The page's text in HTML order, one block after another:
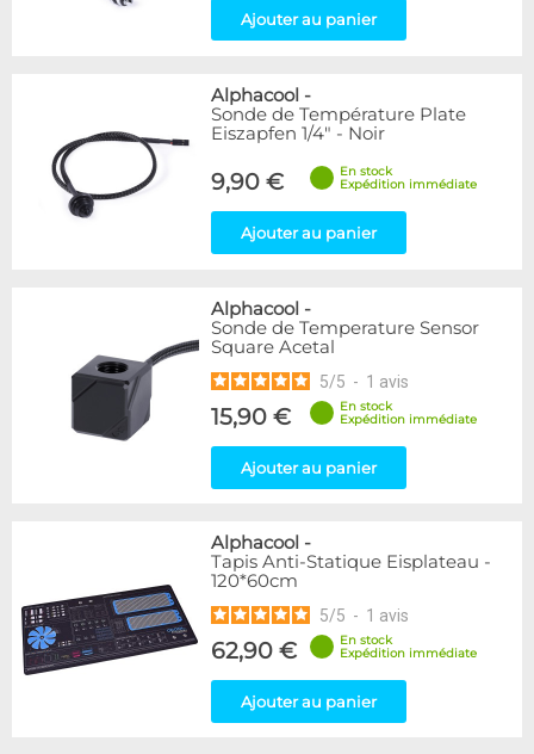
Ajouter au panier
Alphacool -
Sonde de Température Plate
Eiszapfen 1/4" - Noir
9,90 €
En stock
Expédition immédiate
Ajouter au panier
Alphacool -
Sonde de Temperature Sensor
Square Acetal
5/5 - 1 avis
15,90 €
En stock
Expédition immédiate
Ajouter au panier
Alphacool -
Tapis Anti-Statique Eisplateau -
120*60cm
5/5 - 1 avis
62,90 €
En stock
Expédition immédiate
Ajouter au panier